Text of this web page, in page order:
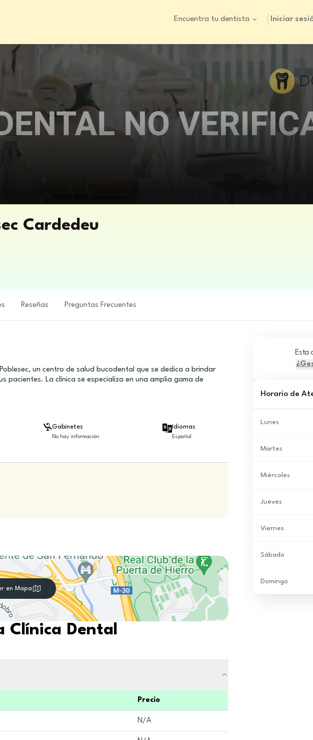
Encuentra tu dentista Iniciar
Cardedeu
Reseñas Preguntas Frecuentes
un centro de salud bucodental que se dedica a brindar
pacientes. La clínica se especializa en una amplia gama de
Gabinetes
No hay información
Idiomas
Español
en Mapa
Clínica Dental
Precio
N/A
Esta
Horario de
Lunes
Martes
Miércoles
Jueves
Viernes
Sábado
Domingo